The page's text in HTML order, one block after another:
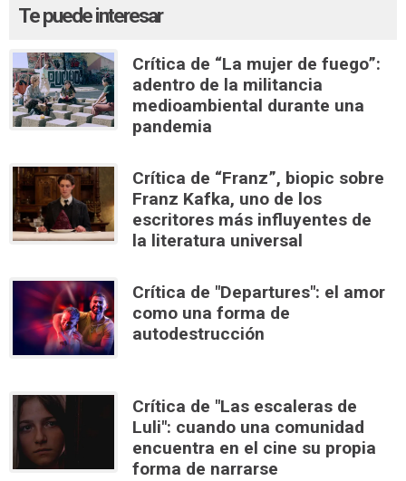
Te puede interesar
Crítica de “La mujer de fuego”:
adentro de la militancia
medioambiental durante una
pandemia
Crítica de “Franz”, biopic sobre
Franz Kafka, uno de los
escritores más influyentes de
la literatura universal
Crítica de "Departures": el amor
como una forma de
autodestrucción
Crítica de "Las escaleras de
Luli": cuando una comunidad
encuentra en el cine su propia
forma de narrarse